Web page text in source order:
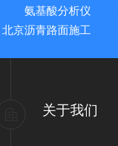
氨基酸分析仪
北京沥青路面施工
关于我们